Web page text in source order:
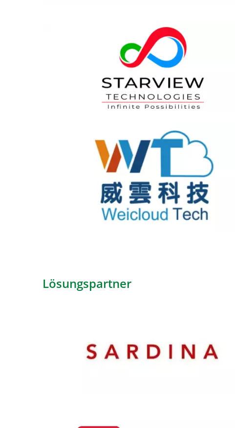
Lösungspartner